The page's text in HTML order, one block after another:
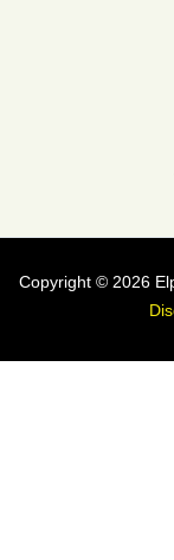
Copyright © 2026